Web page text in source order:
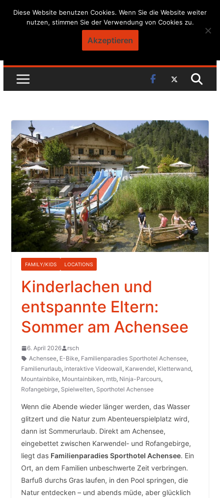
Skip
FAMILY/KIDS LOCATIONS
Kinderlachen und
entspannte Eltern:
Sommer am Achensee
6. April 2026
rsch
Achensee, E-Bike, Familienparadies Sporthotel Achensee,
Familienurlaub, interaktive Videowall, Karwendel, Kletterwand,
Mountainbike, Mountainbiken, mtb, Ninja-Parcours,
Rofangebirge, Spielwelten, Sporthotel Achensee
Wenn die Abende wieder länger werden, das Wasser
glitzert und die Natur zum Abenteuerspielplatz wird,
dann ist Sommerurlaub. Direkt am Achensee,
eingebettet zwischen Karwendel- und Rofangebirge,
liegt das Familienparadies Sporthotel Achensee. Ein
Ort, an dem Familien unbeschwerte Zeit verbringen.
Barfuß durchs Gras laufen, in den Pool springen, die
Natur entdecken – und abends müde, aber glücklich
Diese Website benutzen Cookies. Wenn Sie die Website weiter
nutzen, stimmen Sie der Verwendung von Cookies zu.
Akzeptieren